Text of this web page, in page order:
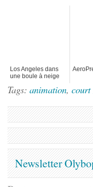
Los Angeles dans
une boule à neige
Tags: animation, court
Newsletter